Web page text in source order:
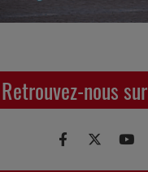
Retrouvez-nous sur